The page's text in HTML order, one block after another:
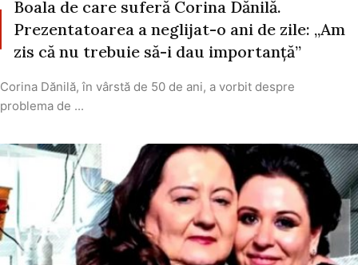
Boala de care suferă Corina Dănilă.
Prezentatoarea a neglijat-o ani de zile: „Am
zis că nu trebuie să-i dau importanţă”
Corina Dănilă, în vârstă de 50 de ani, a vorbit despre
problema de ...